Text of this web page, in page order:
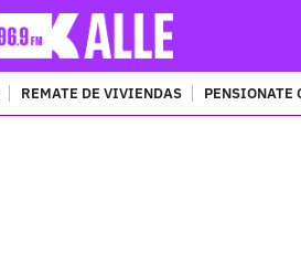
REMATE DE VIVIENDAS PENSIONATE